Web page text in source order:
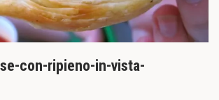
con-ripieno-in-vista-